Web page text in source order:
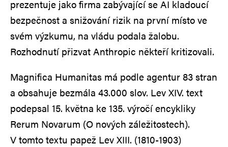
prezentuje jako firma zabývající se AI kladoucí
bezpečnost a snižování rizik na první místo ve
svém výzkumu, na vládu podala žalobu.
Rozhodnutí přizvat Anthropic někteří kritizovali.
Magnifica Humanitas má podle agentur 83 stran
a obsahuje bezmála 43.000 slov. Lev XIV. text
podepsal 15. května ke 135. výročí encykliky
Rerum Novarum (O nových záležitostech).
V tomto textu papež Lev XIII. (1810-1903)